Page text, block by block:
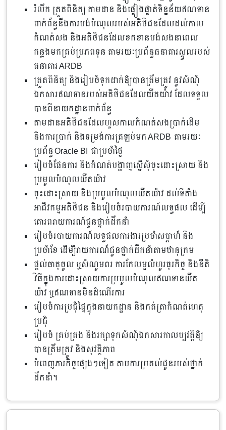
រំលឹក ត្រួតពិនិត្យ តាមដាន និងផ្ទៀងផ្ទាត់ទិន្នន័យឥណទាន
ពាក់ព័ន្ធនឹងការបង់បំណុលរបស់អតិថិជនដែលដល់កាល
កំណត់សង និងអតិថិជនដែលខកខានបង់សងនាពេល
កន្លងមកគ្រប់ប្រភពទុន តាមរយៈប្រព័ន្ធធនាគារស្នូលរបស់
ធនាគារ ARDB
ត្រួតពិនិត្យ និងរៀបចំទុកដាក់ឱ្យបានត្រឹមត្រូវ នូវសំណុំ
ឯកសារឥណទានរបស់អតិថិជនដែលយឺតយ៉ាវ ដែលទទួល
បានពីនាយកដ្ឋានពាក់ព័ន្ធ
តាមដានអតិថិជនដែលហួសកាលកំណត់សងប្រាក់ដើម
និងការប្រាក់ និងទម្រង់ការត្រឡប់មក ARDB តាមរយៈ
ប្រព័ន្ធ Oracle BI ជាប្រចាំថ្ងៃ
រៀបចំផែនការ និងកំណត់បង្ហាញស្នើសុំចុះដោះស្រាយ និង
ប្រមូលបំណុលយឺតយ៉ាវ
ចុះដោះស្រាយ និងប្រមូលបំណុលយឺតយ៉ាវ ដល់ទីតាំង
អាជីវកម្មអតិថិជន និងរៀបចំរបាយការណ៍លទ្ធផល ដើម្បី
គោរពរាយការណ៍ជូនថ្នាក់ដឹកនាំ
រៀបចំរបាយការណ៍លទ្ធផលការងារប្រចាំសប្តាហ៍ និង
ប្រចាំខែ ដើម្បីរាយការណ៍ជូនថ្នាក់ដឹកនាំតាមឋានុក្រម
ផ្តល់ធាតុចូល ឬសំណូមពរ ការកែលម្អលំហូរធុរកិច្ច និងនីតិ
វិធីក្នុងការដោះស្រាយការប្រមូលបំណុលឥណទានយឺត
យ៉ាវ ឬឥណទានមិនដំណើរការ
រៀបចំការប្រជុំផ្ទៃក្នុងនាយកដ្ឋាន និងកត់ត្រាកំណត់ហេតុ
ប្រជុំ
រៀបចំ គ្រប់គ្រង និងរក្សាទុកសំណុំឯកសារកាលប្បវត្តិឱ្យ
បានត្រឹមត្រូវ និងសុវត្ថិភាព
បំពេញភារកិច្ចផ្សេងៗទៀត តាមការប្រគល់ជូនរបស់ថ្នាក់
ដឹកនាំ។